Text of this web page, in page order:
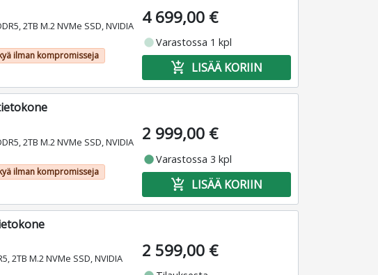
2TB M.2 NVMe SSD, NVIDIA
ilman kompromisseja
4 699,00 €
fiber_manual_recordVarastossa 1 kpl
add_shopping_cart LISÄÄ KORIIN
2TB M.2 NVMe SSD, NVIDIA
ilman kompromisseja
2 999,00 €
fiber_manual_recordVarastossa 3 kpl
add_shopping_cart LISÄÄ KORIIN
2TB M.2 NVMe SSD, NVIDIA
2 599,00 €